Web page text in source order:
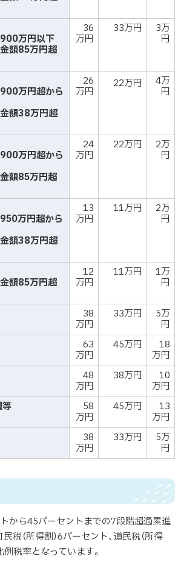
万円以下
額85万円超
36
万円
33万円 3万
円
万円超から
額38万円超
26
万円
22万円 4万
円
万円超から
額85万円超
24
万円
22万円 2万
円
万円超から
額38万円超
13
万円
11万円 2万
円
額85万円超
12
万円
11万円 1万
円
38
万円
33万円 5万
円
63
万円
45万円 18
万円
48
万円
38万円 10
万円
58
万円
45万円 13
万円
38
万円
33万円 5万
円
から45パーセントまでの7段階超過累進
税（所得割）6パーセント、道民税（所得
税率となっています。